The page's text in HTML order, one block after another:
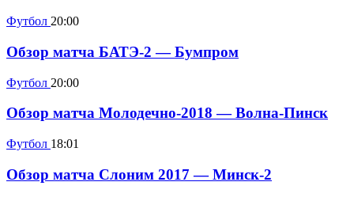
Футбол 20:00
Обзор матча БАТЭ-2 — Бумпром
Футбол 20:00
Обзор матча Молодечно-2018 — Волна-Пинск
Футбол 18:01
Обзор матча Слоним 2017 — Минск-2